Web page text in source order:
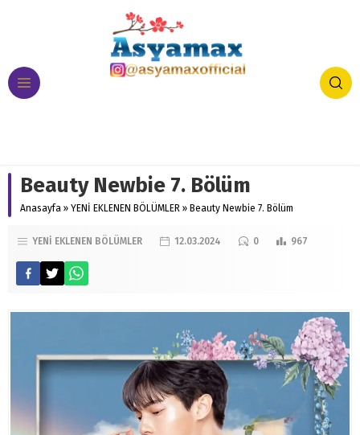
Beauty Newbie 7. Bölüm
Anasayfa » YENİ EKLENEN BÖLÜMLER » Beauty Newbie 7. Bölüm
YENİ EKLENEN BÖLÜMLER 12.03.2024 0 967